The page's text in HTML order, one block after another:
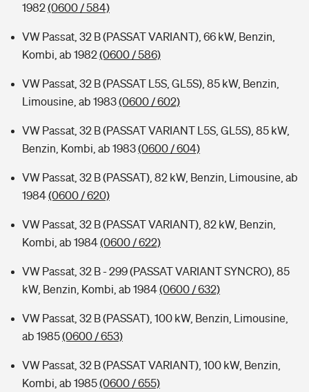
1982(0600 / 584)
VW Passat, 32 B (PASSAT VARIANT), 66 kW, Benzin,
Kombi, ab 1982(0600 / 586)
VW Passat, 32 B (PASSAT L5S, GL5S), 85 kW, Benzin,
Limousine, ab 1983(0600 / 602)
VW Passat, 32 B (PASSAT VARIANT L5S, GL5S), 85 kW,
Benzin, Kombi, ab 1983(0600 / 604)
VW Passat, 32 B (PASSAT), 82 kW, Benzin, Limousine, ab
1984(0600 / 620)
VW Passat, 32 B (PASSAT VARIANT), 82 kW, Benzin,
Kombi, ab 1984(0600 / 622)
VW Passat, 32 B - 299 (PASSAT VARIANT SYNCRO), 85
kW, Benzin, Kombi, ab 1984(0600 / 632)
VW Passat, 32 B (PASSAT), 100 kW, Benzin, Limousine,
ab 1985(0600 / 653)
VW Passat, 32 B (PASSAT VARIANT), 100 kW, Benzin,
Kombi, ab 1985(0600 / 655)